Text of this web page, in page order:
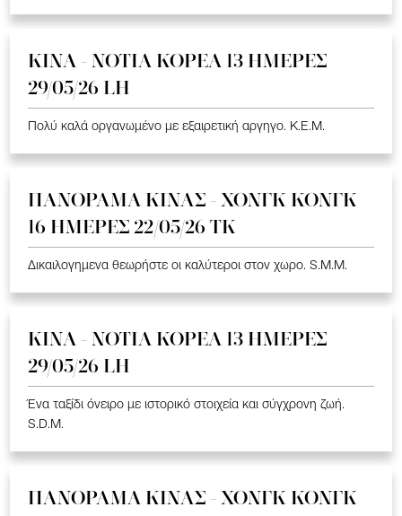
ΚΙΝΑ - ΝΟΤΙΑ ΚΟΡΕΑ 13 ΗΜΕΡΕΣ
29/05/26 LH
Πολύ καλά οργανωμένο με εξαιρετική αργηγο. K.E.M.
ΠΑΝΟΡΑΜΑ ΚΙΝΑΣ - ΧΟΝΓΚ ΚΟΝΓΚ
16 ΗΜΕΡΕΣ 22/05/26 TK
Δικαιλογημενα θεωρήστε οι καλύτεροι στον χωρο. S.M.M.
ΚΙΝΑ - ΝΟΤΙΑ ΚΟΡΕΑ 13 ΗΜΕΡΕΣ
29/05/26 LH
Ένα ταξίδι όνειρο με ιστορικό στοιχεία και σύγχρονη ζωή.
S.D.M.
ΠΑΝΟΡΑΜΑ ΚΙΝΑΣ - ΧΟΝΓΚ ΚΟΝΓΚ